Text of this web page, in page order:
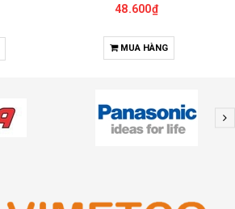
48.600₫
MUA HÀNG